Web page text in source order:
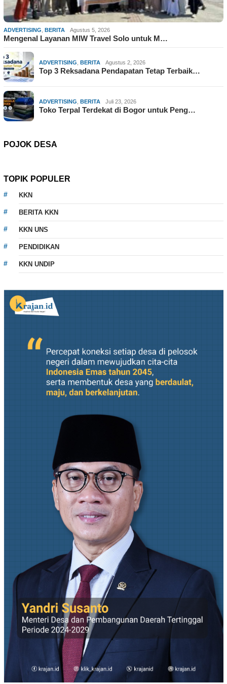
ADVERTISING, BERITA Agustus 5, 2026
Mengenal Layanan MIW Travel Solo untuk M…
ADVERTISING, BERITA Agustus 2, 2026
Top 3 Reksadana Pendapatan Tetap Terbaik…
ADVERTISING, BERITA Juli 23, 2026
Toko Terpal Terdekat di Bogor untuk Peng…
POJOK DESA
TOPIK POPULER
KKN
BERITA KKN
KKN UNS
PENDIDIKAN
KKN UNDIP